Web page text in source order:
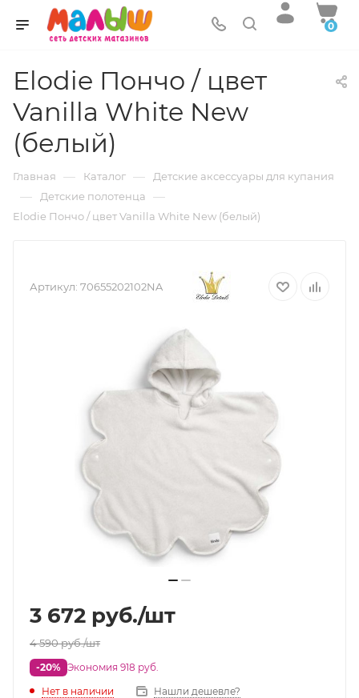
0
Elodie Пончо / цвет
Vanilla White New
(белый)
Главная — Каталог — Детские аксессуары для купания
— Детские полотенца —
Elodie Пончо / цвет Vanilla White New (белый)
Артикул: 70655202102NA
3 672 руб./шт
4 590руб./шт
-20% Экономия 918 руб.
Нет в наличии
Нашли дешевле?